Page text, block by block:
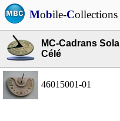
Mobile-Collections
MC-Cadrans
Célé
46015001-01